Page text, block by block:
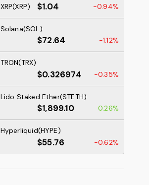
XRP(XRP) $1.04 -0.94%
Solana(SOL)
$72.64 -1.12%
TRON(TRX)
$0.326974 -0.35%
Lido Staked Ether(STETH)
$1,899.10 0.26%
Hyperliquid(HYPE)
$55.76 -0.62%